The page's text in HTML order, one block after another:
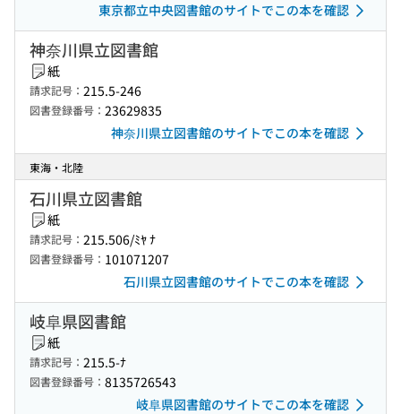
東京都立中央図書館のサイトでこの本を確認
神奈川県立図書館
紙
請求記号： 215.5-246
図書登録番号： 23629835
神奈川県立図書館のサイトでこの本を確認
東海・北陸
石川県立図書館
紙
請求記号： 215.506/ﾐﾔ ﾅ
図書登録番号： 101071207
石川県立図書館のサイトでこの本を確認
岐阜県図書館
紙
請求記号： 215.5-ﾅ
図書登録番号： 8135726543
岐阜県図書館のサイトでこの本を確認